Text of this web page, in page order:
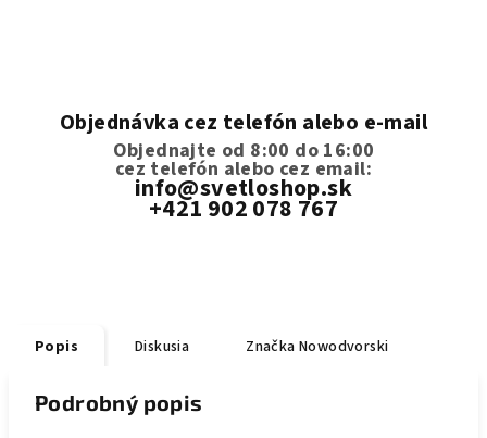
Objednávka cez telefón alebo e-mail
Objednajte od 8:00 do 16:00
cez telefón alebo cez email:
info@svetloshop.sk
+421 902 078 767
Popis Diskusia Značka Nowodvorski
Podrobný popis